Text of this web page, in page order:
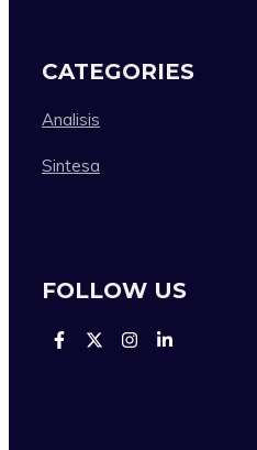
CATEGORIES
Analisis
Sintesa
FOLLOW US